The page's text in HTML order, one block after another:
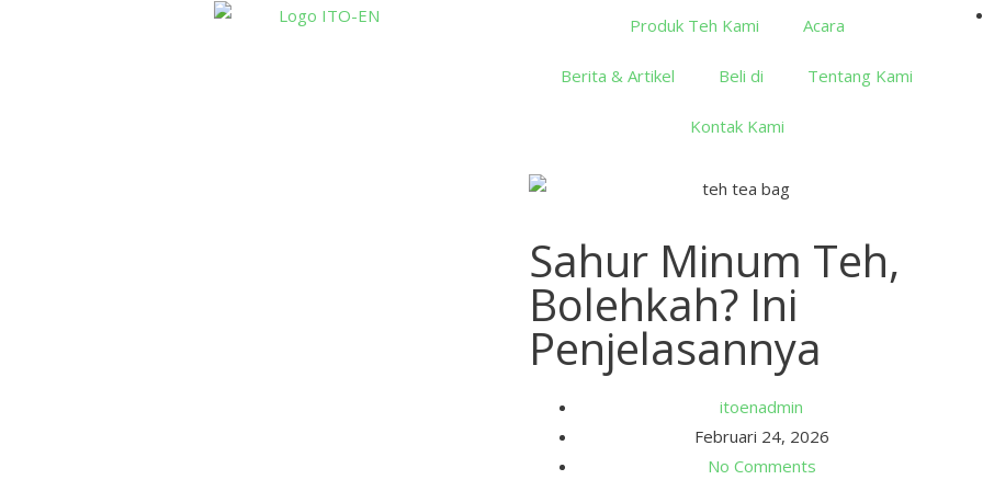
Produk Teh Kami Acara
Berita & Artikel Beli di Tentang Kami
Kontak Kami
Sahur Minum Teh,
Bolehkah? Ini
Penjelasannya
itoenadmin
Februari 24, 2026
No Comments